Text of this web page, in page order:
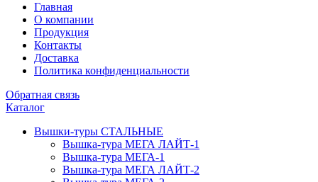
Главная
О компании
Продукция
Контакты
Доставка
Политика конфиденциальности
Обратная связь
Каталог
Вышки-туры СТАЛЬНЫЕ
Вышка-тура МЕГА ЛАЙТ-1
Вышка-тура МЕГА-1
Вышка-тура МЕГА ЛАЙТ-2